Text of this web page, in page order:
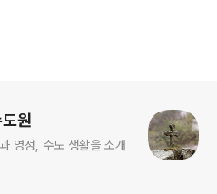
원
영성, 수도 생활을 소개